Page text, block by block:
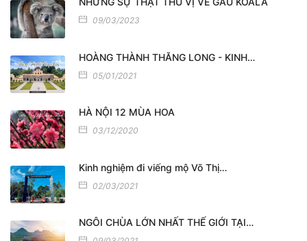
09/03/2023
HOÀNG THÀNH THĂNG LONG - KINH…
05/01/2021
HÀ NỘI 12 MÙA HOA
03/12/2020
Kinh nghiệm đi viếng mộ Võ Thị…
02/03/2021
NGÔI CHÙA LỚN NHẤT THẾ GIỚI TẠI…